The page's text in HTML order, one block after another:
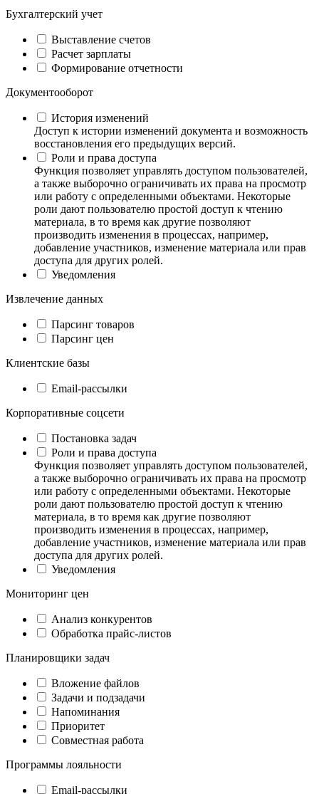
Бухгалтерский учет
Выставление счетов
Расчет зарплаты
Формирование отчетности
Документооборот
История изменений
Доступ к истории изменений документа и возможность
восстановления его предыдущих версий.
Роли и права доступа
Функция позволяет управлять доступом пользователей,
а также выборочно ограничивать их права на просмотр
или работу с определенными объектами. Некоторые
роли дают пользователю простой доступ к чтению
материала, в то время как другие позволяют
производить изменения в процессах, например,
добавление участников, изменение материала или прав
доступа для других ролей.
Уведомления
Извлечение данных
Парсинг товаров
Парсинг цен
Клиентские базы
Email-рассылки
Корпоративные соцсети
Постановка задач
Роли и права доступа
Функция позволяет управлять доступом пользователей,
а также выборочно ограничивать их права на просмотр
или работу с определенными объектами. Некоторые
роли дают пользователю простой доступ к чтению
материала, в то время как другие позволяют
производить изменения в процессах, например,
добавление участников, изменение материала или прав
доступа для других ролей.
Уведомления
Мониторинг цен
Анализ конкурентов
Обработка прайс-листов
Планировщики задач
Вложение файлов
Задачи и подзадачи
Напоминания
Приоритет
Совместная работа
Программы лояльности
Email-рассылки